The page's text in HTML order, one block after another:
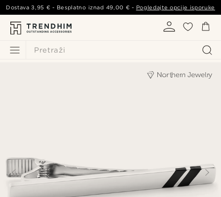
Pretraži
Dostava3,95 € - Besplatno iznad 49,00 € - Pogledajte opcije isporuke